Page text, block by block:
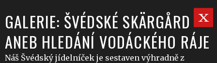
GALERIE: ŠVÉDSKÉ SKÄRGÅRD
ANEB HLEDÁNÍ VODÁCKÉHO RÁJE
Náš Švédský jídelníček je sestaven výhradně z